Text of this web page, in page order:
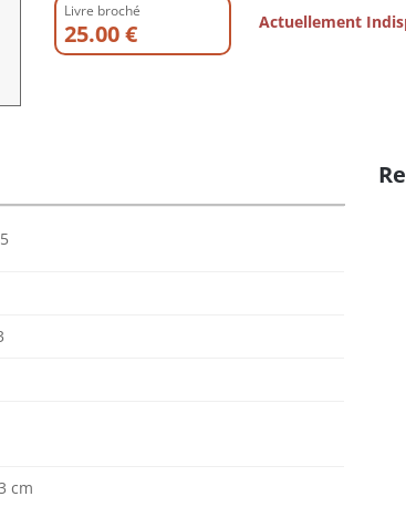
Livre broché
25.00 € Actuellement
cm